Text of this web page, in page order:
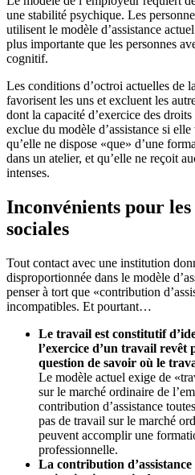
une stabilité psychique. Les
utilisent le modèle d’assistance
plus importante que les personnes
cognitif.
Les conditions d’octroi actuelles de
favorisent les uns et excluent les
dont la capacité d’exercice des
exclue du modèle d’assistance si
qu’elle ne dispose «que» d’une
dans un atelier, et qu’elle ne reçoit
intenses.
Inconvénients pour
sociales
Tout contact avec une institution
disproportionnée dans le modèle
penser à tort que «contribution
incompatibles. Et pourtant…
Le travail est constitutif
l’exercice d’un travail revêt
question de savoir où le
Le modèle actuel exige de
sur le marché ordinaire de
contribution d’assistance
pas de travail sur le marché
peuvent accomplir une
professionnelle.
La contribution